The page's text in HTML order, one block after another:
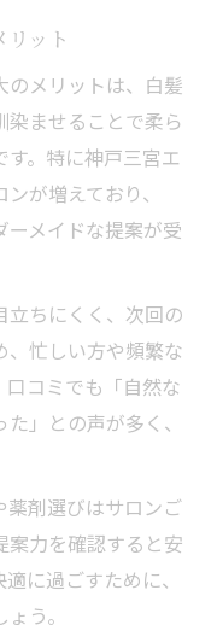
ット
のメリットは、白髪
ませることで柔ら
。特に神戸三宮エ
が増えており、
メイドな提案が受
立ちにくく、次回の
、忙しい方や頻繁な
コミでも「自然な
」との声が多く、
薬剤選びはサロンご
案力を確認すると安
に過ごすために、
う。